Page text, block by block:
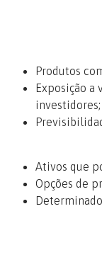
Produtos
Exposição
investidores;
Ativos que
Opções de